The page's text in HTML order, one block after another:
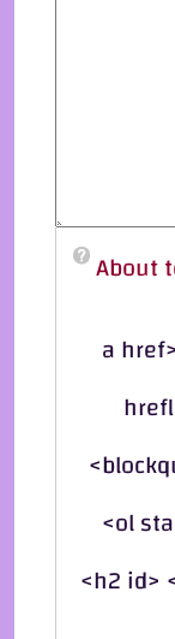
About
إتش.تي.إم.إل المسموح بها: <a href
<ol
<h2 id>